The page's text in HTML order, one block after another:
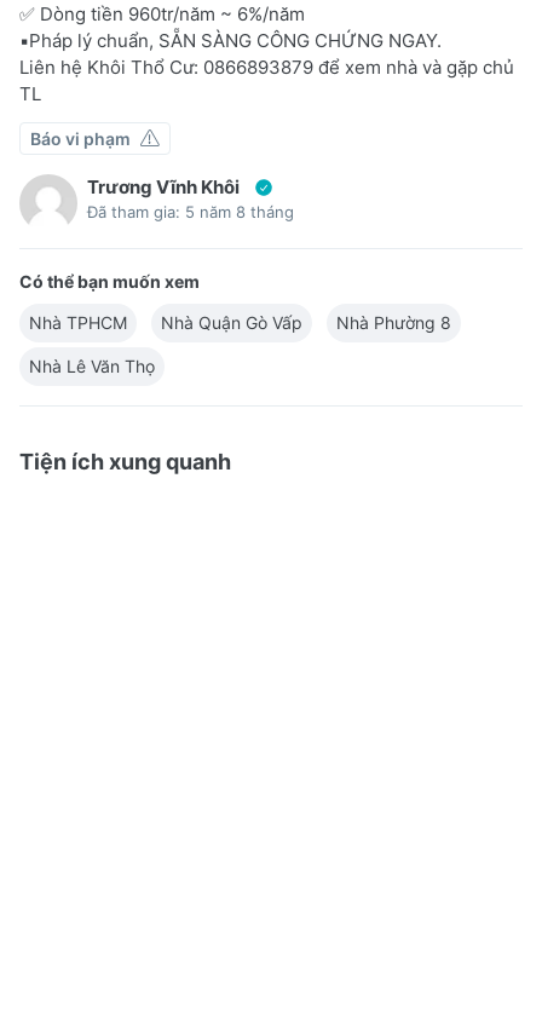
✅ Dòng tiền 960tr/năm ~ 6%/năm
▪️Pháp lý chuẩn, SẴN SÀNG CÔNG CHỨNG NGAY.
Liên hệ Khôi Thổ Cư: 0866893879 để xem nhà và gặp chủ
TL
Báo vi phạm
Trương Vĩnh Khôi
Đã tham gia: 5 năm 8 tháng
Có thể bạn muốn xem
Nhà TPHCM
Nhà Quận Gò Vấp Nhà Phường 8
Nhà Lê Văn Thọ
Tiện ích xung quanh